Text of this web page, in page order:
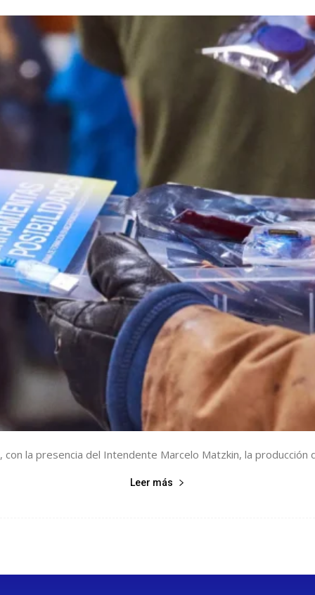
la presencia del Intendente Marcelo Matzkin, la producción
Leer más